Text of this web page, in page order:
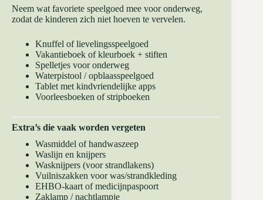
Neem wat favoriete speelgoed mee voor onderweg,
zodat de kinderen zich niet hoeven te vervelen.
Knuffel of lievelingsspeelgoed
Vakantieboek of kleurboek + stiften
Spelletjes voor onderweg
Waterpistool / opblaasspeelgoed
Tablet met kindvriendelijke apps
Voorleesboeken of stripboeken
Extra’s die vaak worden vergeten
Wasmiddel of handwaszeep
Waslijn en knijpers
Wasknijpers (voor strandlakens)
Vuilniszakken voor was/strandkleding
EHBO-kaart of medicijnpaspoort
Zaklamp / nachtlampje